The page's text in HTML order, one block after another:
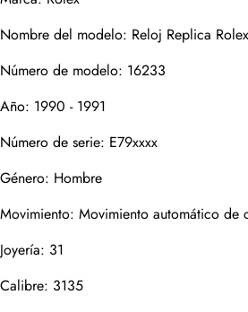
Nombre del modelo: Reloj Replica
Número de modelo: 16233
Año: 1990 - 1991
Número de serie: E79xxxx
Género: Hombre
Movimiento: Movimiento automático
Joyería: 31
Calibre: 3135